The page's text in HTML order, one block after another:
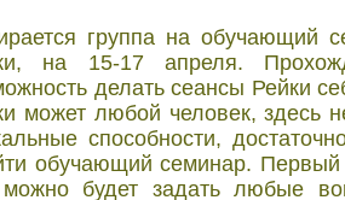
группа на обучающий
на 15-17 апреля.
делать сеансы Рейки
может любой человек, здесь
способности,
обучающий семинар. Первый
будет задать любые